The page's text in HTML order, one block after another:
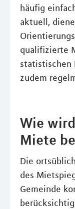
häufig
aktuell,
qualifizierte
statistischen
zudem
Wie
Miete
Die
des
Gemeinde